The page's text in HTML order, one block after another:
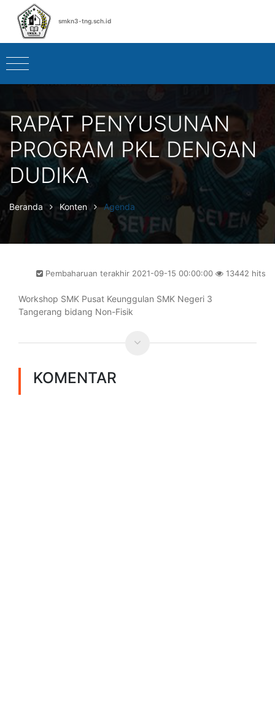
smkn3-tng.sch.id
RAPAT PENYUSUNAN
PROGRAM PKL DENGAN
DUDIKA
Beranda Konten Agenda
Pembaharuan terakhir 2021-09-15 00:00:00 13442 hits
Workshop SMK Pusat Keunggulan SMK Negeri 3
Tangerang bidang Non-Fisik
KOMENTAR